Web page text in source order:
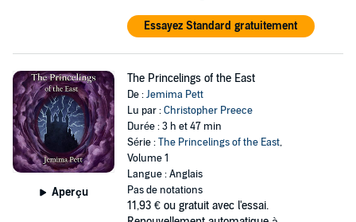
Essayez Standard gratuitement
Aperçu
The Princelings of the East
De :Jemima Pett
Lu par :Christopher Preece
Durée : 3 h et 47 min
Série :The Princelings of the East,
Volume 1
Langue : Anglais
Pas de notations
11,93 € ou gratuit avec l'essai.